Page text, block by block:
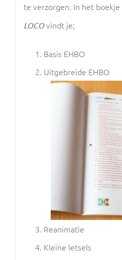
te verzorgen. In het boekje
LOCOvindt je;
Basis EHBO
Uitgebreide EHBO
Reanimatie
Kleine letsels